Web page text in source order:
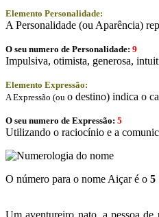
Elemento Personalidade:
A Personalidade (ou Aparência)
O seu numero de Personalidade: 9
Impulsiva, otimista, generosa,
Elemento Expressão:
A Expressão (ou o destino) indica o
O seu numero de Expressão: 5
Utilizando o raciocínio e a
O número para o nome Aiçar é o 5
Um aventureiro nato, a pessoa de